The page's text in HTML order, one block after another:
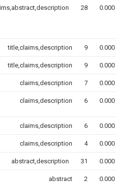
28 0.000
title,claims,description 9 0.000
title,claims,description 9 0.000
claims,description 7 0.000
claims,description 6 0.000
claims,description 6 0.000
claims,description 4 0.000
abstract,description 31 0.000
abstract 2 0.000